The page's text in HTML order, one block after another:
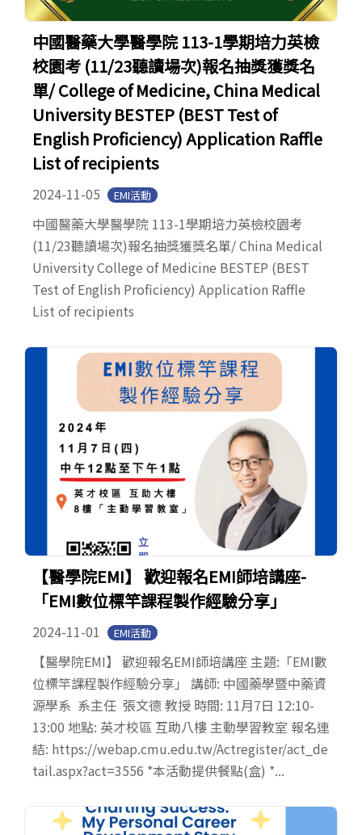
中國醫藥大學醫學院 113-1學期培力英檢
校園考 (11/23聽讀場次)報名抽獎獲獎名
單/ College of Medicine, China Medical
University BESTEP (BEST Test of
English Proficiency) Application Raffle
List of recipients
2024-11-05 EMI活動
中國醫藥大學醫學院 113-1學期培力英檢校園考
(11/23聽讀場次)報名抽獎獲獎名單/ China Medical
University College of Medicine BESTEP (BEST
Test of English Proficiency) Application Raffle
List of recipients
【醫學院EMI】 歡迎報名EMI師培講座-
「EMI數位標竿課程製作經驗分享」
2024-11-01 EMI活動
【醫學院EMI】 歡迎報名EMI師培講座 主題:「EMI數
位標竿課程製作經驗分享」 講師: 中國藥學暨中藥資
源學系 系主任 張文德 教授 時間: 11月7日 12:10-
13:00 地點: 英才校區 互助八樓 主動學習教室 報名連
結: https://webap.cmu.edu.tw/Actregister/act_de
tail.aspx?act=3556 *本活動提供餐點(盒) *...